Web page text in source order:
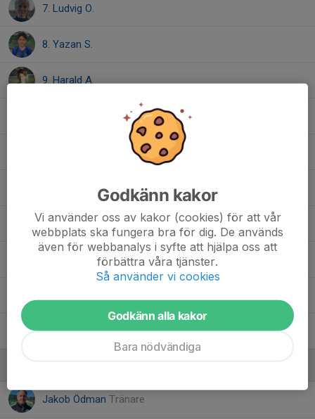
7. Ludvig O.
8. Yazan S.
9. Harald A.
22. Samuel W.
24. Christian J.
42. Jack S.
Jakob Ödman Tränare
Godkänn kakor
Vi använder oss av kakor (cookies) för att vår
webbplats ska fungera bra för dig. De används
även för webbanalys i syfte att hjälpa oss att
förbättra våra tjänster.
Så använder vi cookies
Godkänn alla kakor
Bara nödvändiga